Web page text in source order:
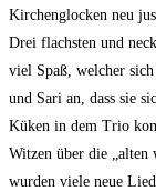
Kirchenglocken neu
Drei flachsten und
viel Spaß, welcher
und Sari an, dass sie
Küken in dem Trio
Witzen über die
wurden viele neue